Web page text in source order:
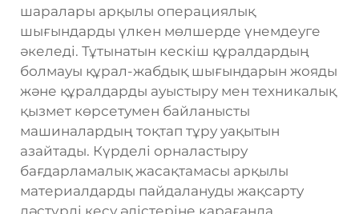
шаралары арқылы операциялық
шығындарды үлкен мөлшерде үнемдеуге
әкеледі. Тұтынатын кескіш құралдардың
болмауы құрал-жабдық шығындарын жояды
және құралдарды ауыстыру мен техникалық
қызмет көрсетумен байланысты
машиналардың тоқтап тұру уақытын
азайтады. Күрделі орналастыру
бағдарламалық жасақтамасы арқылы
материалдарды пайдалануды жақсарту
дәстүрлі кесу әдістеріне қарағанда